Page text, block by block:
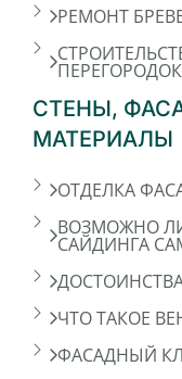
РЕМОНТ
ПЕРЕГОРОДОК
СТЕНЫ,
МАТЕРИАЛЫ
ОТДЕЛКА
ВОЗМОЖНО
САЙДИНГА
ЧТО ТАКОЕ
ФАСАДНЫЙ